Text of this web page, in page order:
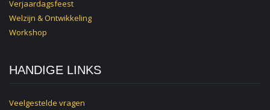
Verjaardagsfeest
Welzijn & Ontwikkeling
Workshop
HANDIGE LINKS
Veelgestelde vragen